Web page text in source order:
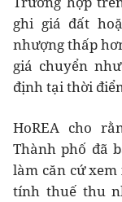
ghi giá đất
nhượng thấp
giá chuyển
định tại thời
HoREA cho
Thành phố đã
làm căn cứ
tính thuế thu